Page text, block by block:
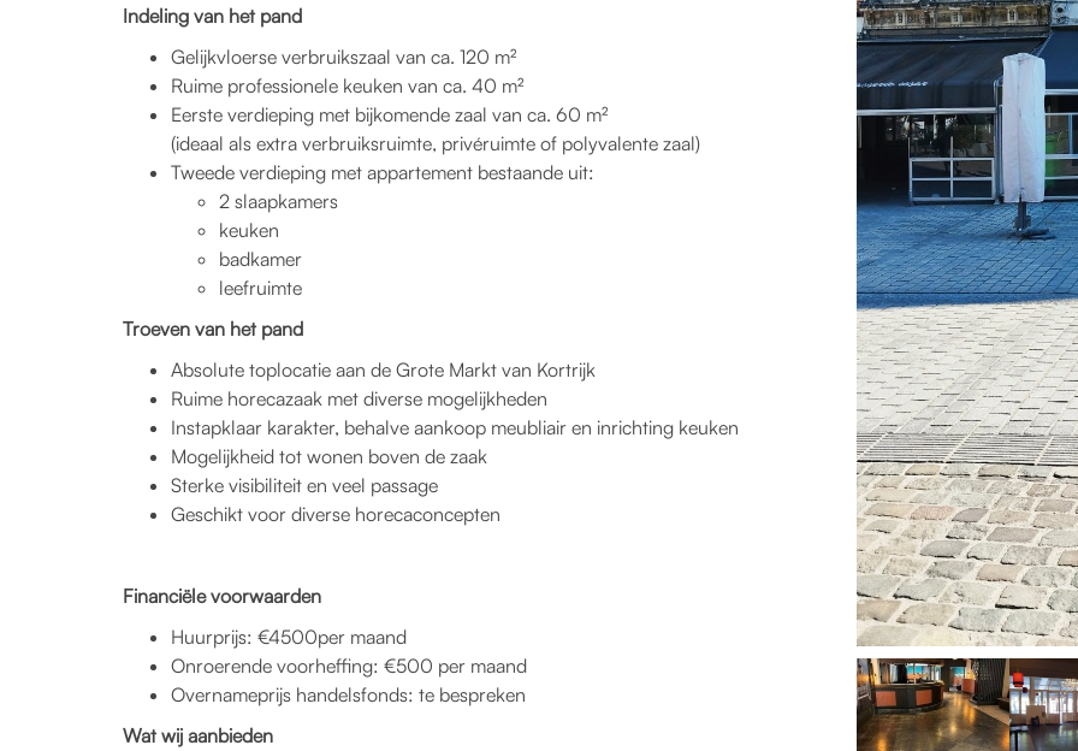
Indeling van het pand
Gelijkvloerse verbruikszaal van ca. 120 m²
Ruime professionele keuken van ca. 40 m²
Eerste verdieping met bijkomende zaal van ca. 60 m²
(ideaal als extra verbruiksruimte, privéruimte of polyvalente zaal)
Tweede verdieping met appartement bestaande uit:
2 slaapkamers
keuken
badkamer
leefruimte
Troeven van het pand
Absolute toplocatie aan de Grote Markt van Kortrijk
Ruime horecazaak met diverse mogelijkheden
Instapklaar karakter, behalve aankoop meubliair en inrichting keuken
Mogelijkheid tot wonen boven de zaak
Sterke visibiliteit en veel passage
Geschikt voor diverse horecaconcepten
Financiële voorwaarden
Huurprijs: €4500per maand
Onroerende voorheffing: €500 per maand
Overnameprijs handelsfonds: te bespreken
Wat wij aanbieden